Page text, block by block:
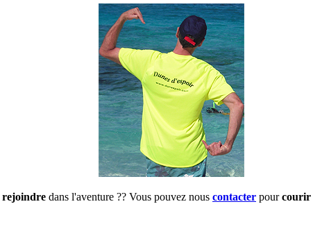
rejoindre dans l'aventure ?? Vous pouvez nous contacter pourcourir